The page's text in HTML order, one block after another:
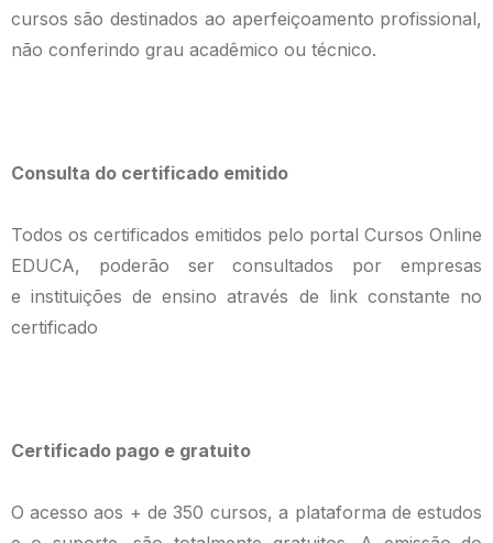
cursos são destinados ao aperfeiçoamento profissional,
não conferindo grau acadêmico ou técnico.
Consulta do certificado emitido
Todos os certificados emitidos pelo portal Cursos Online
EDUCA, poderão ser consultados por empresas
e instituições de ensino através de link constante no
certificado
Certificado pago e gratuito
O acesso aos + de 350 cursos, a plataforma de estudos